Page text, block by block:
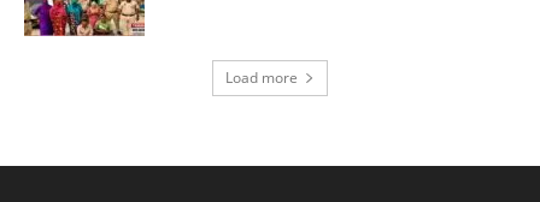
Load more